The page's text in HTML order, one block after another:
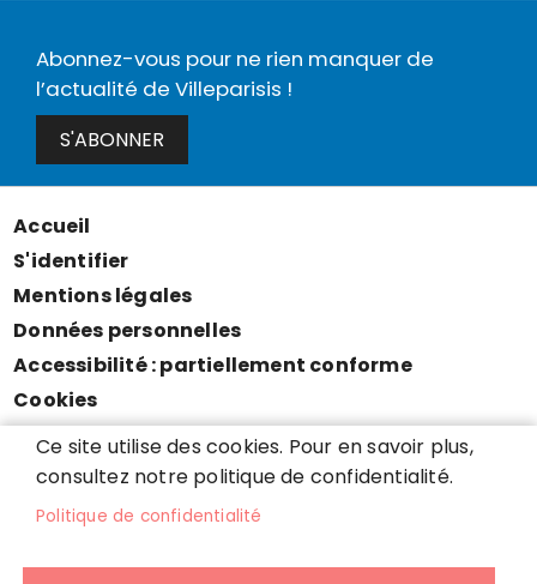
Abonnez-vous pour ne rien manquer de
l’actualité de Villeparisis !
S'ABONNER
Menu
Pied
de
page
Accueil
S'identifier
Mentions légales
Données personnelles
Accessibilité : partiellement conforme
Cookies
Contact
Presse
Plan du site
Ce site utilise des cookies. Pour en savoir plus,
consultez notre politique de confidentialité.
Politique de confidentialité